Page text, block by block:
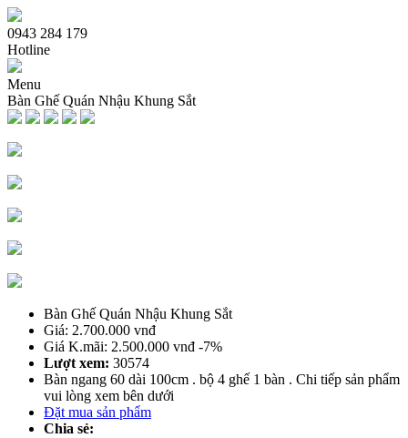
0943 284 179
Hotline
Menu
Bàn Ghế Quầy Bar Cafe
Bàn Ghế Cafe Xích Đu Nhựa Giả Mây
Bàn Cafe
Bàn Ghế Cafe Nhựa
Dịch vụ
Tin tức & sự kiện
Bàn Ghế Quán Nhậu Khung Sắt
Bàn Ghế Quán Nhậu Khung Sắt
Giá: 2.700.000 vnđ
Giá K.mãi: 2.500.000 vnđ -7%
Lượt xem: 30574
Bàn ngang 60 dài 100cm . bộ 4 ghế 1 bàn . Chi tiếp sản phẩm
vui lòng xem bên dưới
Đặt mua sản phẩm
Chia sẻ: